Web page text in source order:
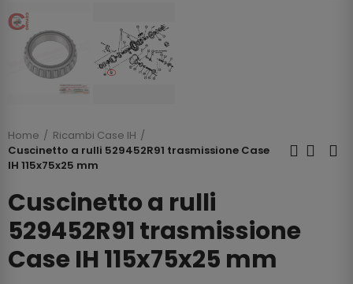
Home
Ricambi Case IH
Cuscinetto a rulli 529452R91 trasmissione Case
IH 115x75x25 mm
Cuscinetto a rulli
529452R91 trasmissione
Case IH 115x75x25 mm